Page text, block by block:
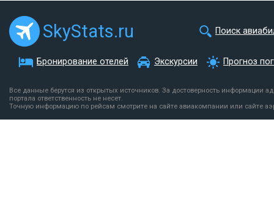
SkyStats.ru Поиск
Бронирование отелей Экскурсии Прогноз
Все данные берутся из открытых источников. За достоверность информации
портала ответственность не несет.
Точную информацию по рейсам смотрите на сайте авиакомпании или сайте